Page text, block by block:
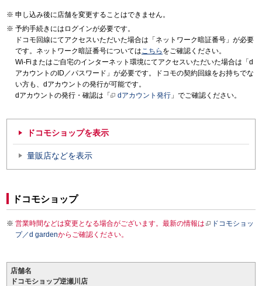
申し込み後に店舗を変更することはできません。
予約手続きにはログインが必要です。
ドコモ回線にてアクセスいただいた場合は「ネットワーク暗証番号」が必要
です。ネットワーク暗証番号についてはこちら をご確認ください。
Wi-Fiまたはご自宅のインターネット環境にてアクセスいただいた場合は「d
アカウントのID／パスワード」が必要です。ドコモの契約回線をお持ちでな
い方も、dアカウントの発行が可能です。
dアカウントの発行・確認は「
dアカウント発行 」でご確認ください。
ドコモショップを表示
量販店などを表示
ドコモショップ
営業時間などは変更となる場合がございます。最新の情報は
ドコモショッ
プ／d gardenからご確認ください。
店舗名
ドコモショップ逆瀬川店